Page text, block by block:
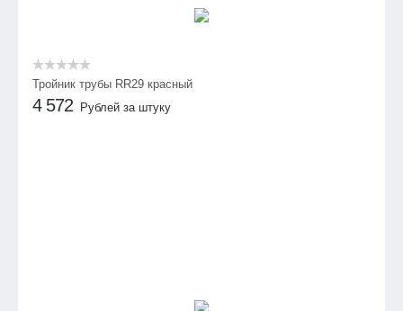
Тройник трубы RR29 красный
4 572 Рублей за штуку